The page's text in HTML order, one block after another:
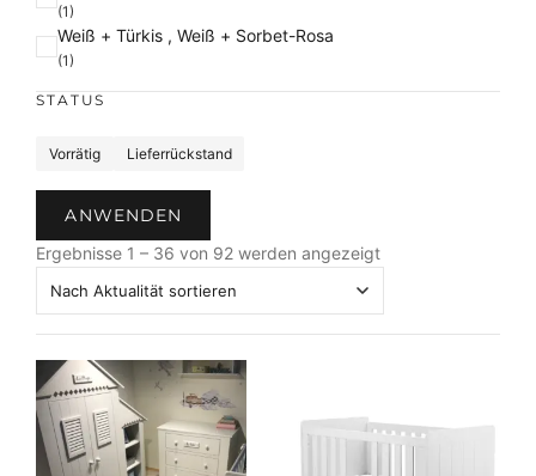
(1)
Weiß + Türkis , Weiß + Sorbet-Rosa
(1)
STATUS
u
Vorrätig Lieferrückstand
ANWENDEN
Ergebnisse 1 – 36 von 92 werden angezeigtN
h
u